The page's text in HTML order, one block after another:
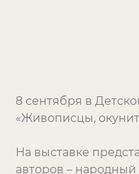
8 сентября в
«Живописцы,
На выставке
авторов –